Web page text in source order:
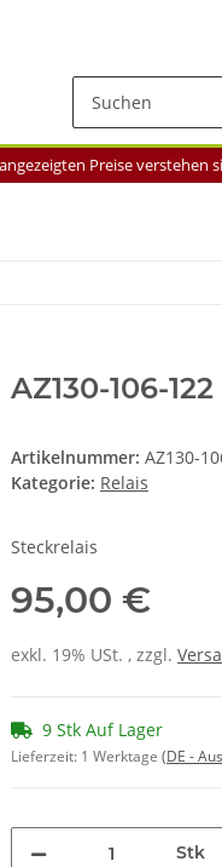
Preise verstehen
AZ130-106-
Artikelnummer: AZ130-
Kategorie: Relais
Steckrelais
95,00 €
exkl. 19% USt. , zzgl.
9 Stk Auf Lager
Lieferzeit: 1 Werktage (DE -
Stk